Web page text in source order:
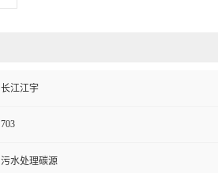
长江江宇
703
污水处理碳源